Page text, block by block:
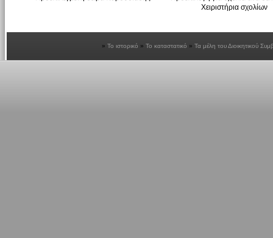
Χειριστήρια σχολίων
Το ιστορικό Το καταστατικό Τα μέλη του Διοικητικού